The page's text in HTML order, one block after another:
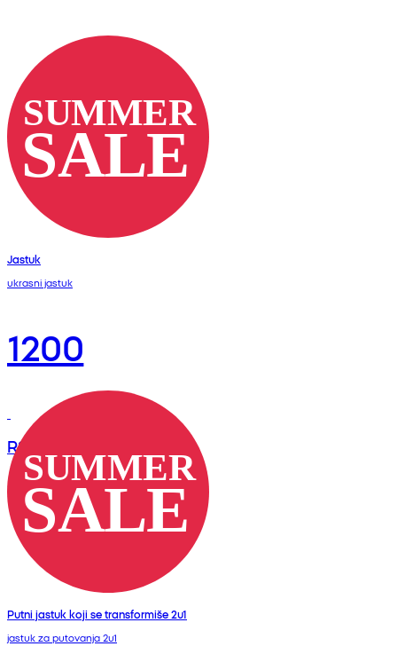
Jastuk
ukrasni jastuk
1200
RSD
Putni jastuk koji se transformiše 2u1
jastuk za putovanja 2u1